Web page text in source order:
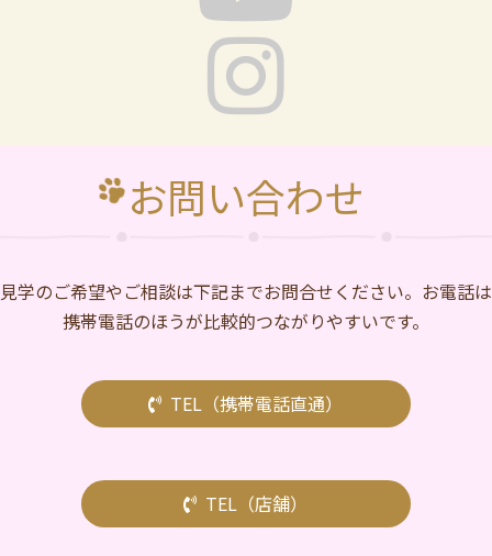
お問い合わせ
⾒学のご希望やご相談は下記までお問合せください。お電話は
携帯電話のほうが比較的つながりやすいです。
TEL（携帯電話直通）
TEL（店舗）